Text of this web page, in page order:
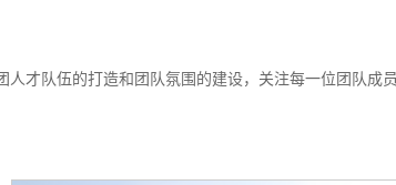
才队伍的打造和团队氛围的建设，关注每一位团队